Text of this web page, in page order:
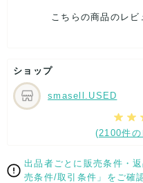
ご確認下さいませ。
[状態追記]状態良好のお品で
【 パッケージ 】
こちらの商品のレビ
ショップ
smasell.USED
(2100件
出品者ごとに販売条件・
売条件/取引条件」をご確